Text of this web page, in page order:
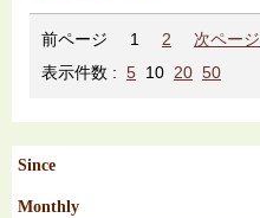
Since
Monthly
前ページ 1 2
次ページ
表示件数 : 5 10 20 50